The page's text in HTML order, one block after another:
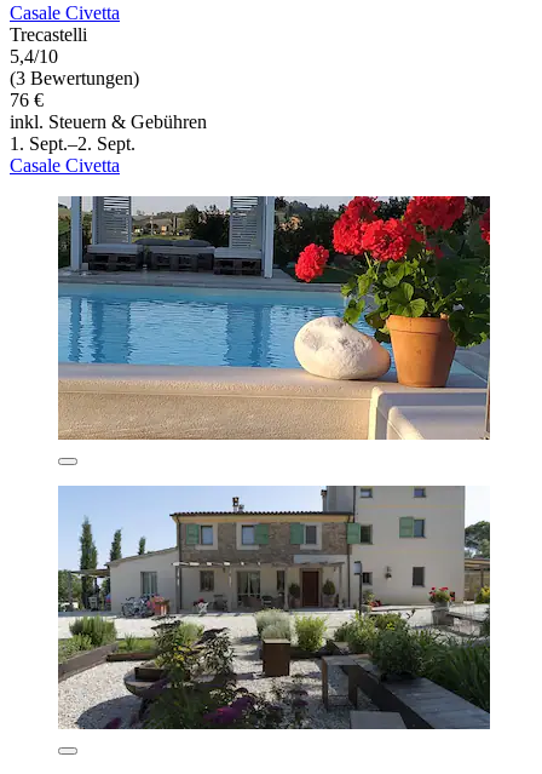
Casale Civetta
Trecastelli
5,4/10
(3 Bewertungen)
76 €
inkl. Steuern & Gebühren
1. Sept.–2. Sept.
Casale Civetta